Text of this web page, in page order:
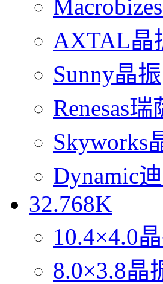
AXTAL晶
Sunny晶振
Renesas
Skyworks
Dynamic
32.768K
10.4×4.0
8.0×3.8晶